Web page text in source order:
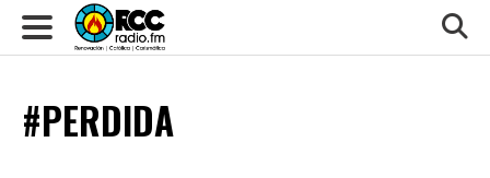
PERDIDA